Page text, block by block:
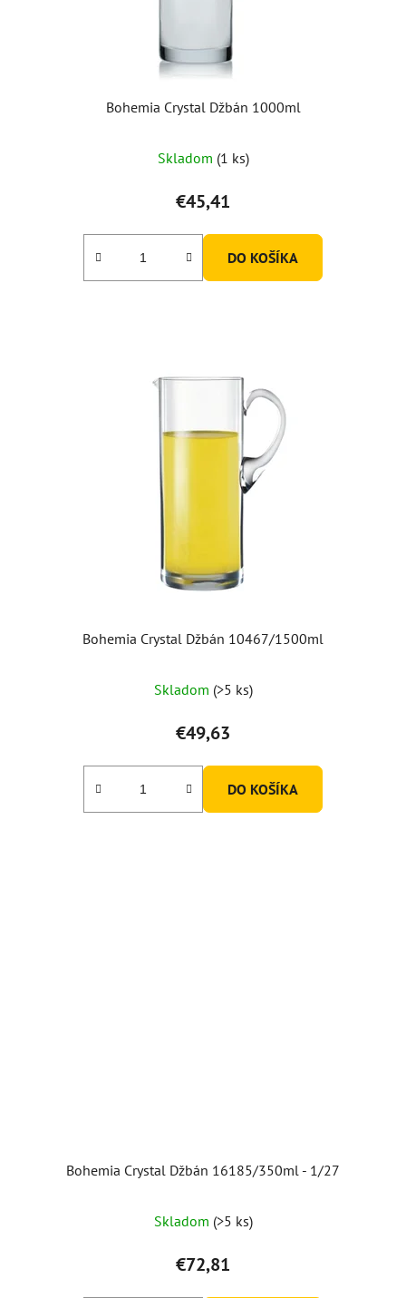
Bohemia Crystal Džbán 1000ml
Skladom (1 ks)
€45,41
DO KOŠÍKA
Bohemia Crystal Džbán 10467/1500ml
hodnotenie
produktu
je
5,0
Skladom (>5 ks)
€49,63
DO KOŠÍKA
Bohemia Crystal Džbán 16185/350ml - 1/27
Skladom (>5 ks)
€72,81